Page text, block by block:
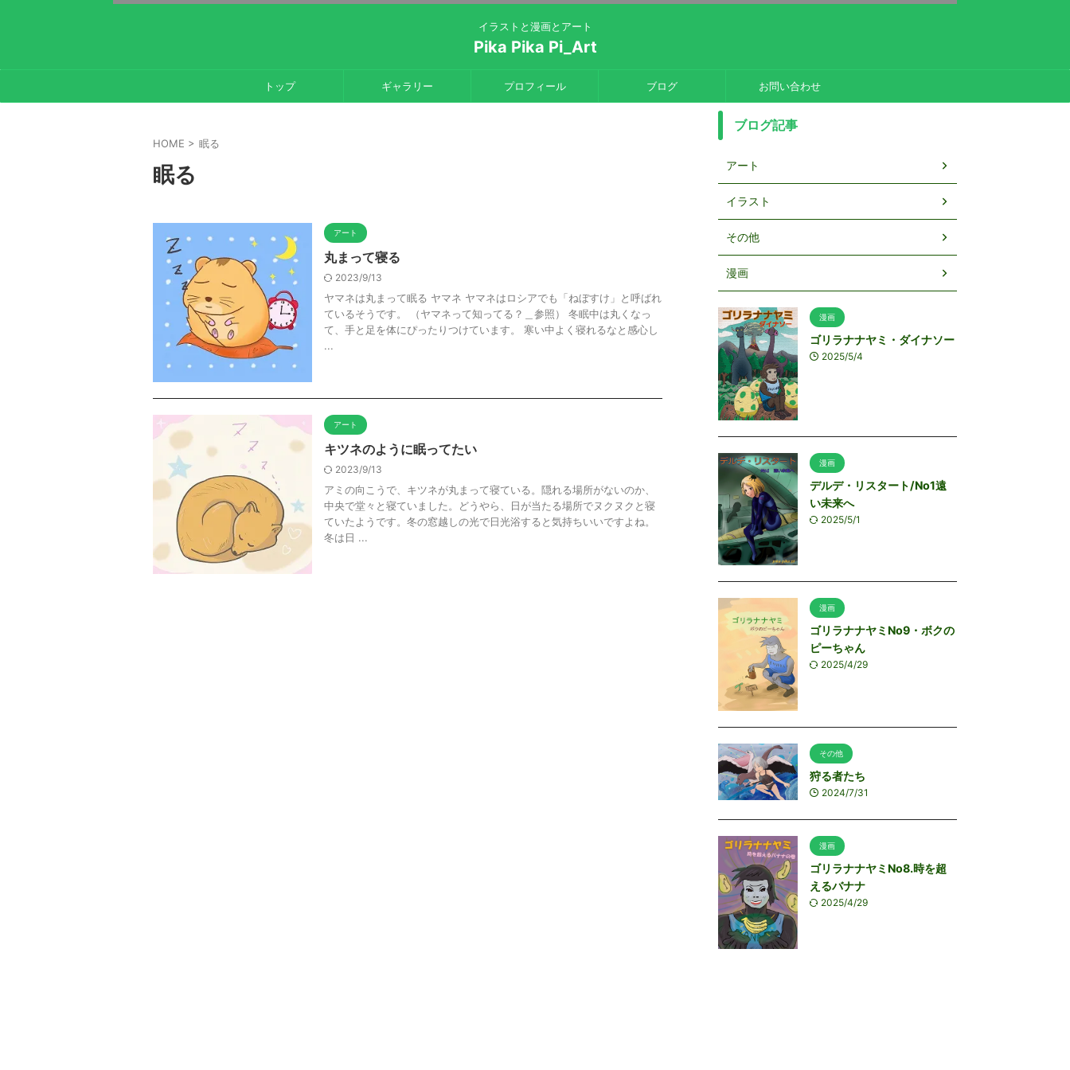
イラストと漫画とアート
Pika Pika Pi_Art
トップ ギャラリー プロフィール ブログ お問い合わせ
HOME > 眠る
眠る
アート
丸まって寝る
2023/9/13
ヤマネは丸まって眠る ヤマネ ヤマネはロシアでも「ねぼすけ」と呼ばれ
ているそうです。 （ヤマネって知ってる？＿参照） 冬眠中は丸くなっ
て、手と足を体にぴったりつけています。 寒い中よく寝れるなと感心し
...
アート
キツネのように眠ってたい
2023/9/13
アミの向こうで、キツネが丸まって寝ている。隠れる場所がないのか、
中央で堂々と寝ていました。どうやら、日が当たる場所でヌクヌクと寝
ていたようです。冬の窓越しの光で日光浴すると気持ちいいですよね。
冬は日 ...
ブログ記事
アート
イラスト
その他
漫画
漫画
ゴリラナナヤミ・ダイナソー
2025/5/4
漫画
デルデ・リスタート/No1遠
い未来へ
2025/5/1
漫画
ゴリラナナヤミNo9・ボクの
ピーちゃん
2025/4/29
その他
狩る者たち
2024/7/31
漫画
ゴリラナナヤミNo8.時を超
えるバナナ
2025/4/29